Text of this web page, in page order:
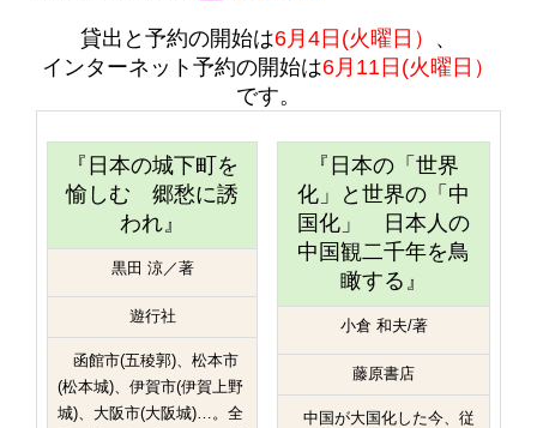
貸出と予約の開始は6月4日(火曜日） 、
インターネット予約の開始は6月11日(火曜日）
です。
『日本の城下町を
愉しむ 郷愁に誘
われ』
黒田 涼／著
遊行社
函館市(五稜郭)、松本市
(松本城)、伊賀市(伊賀上野
城)、大阪市(大阪城)…。全
『日本の「世界
化」と世界の「中
国化」 日本人の
中国観二千年を鳥
瞰する』
小倉 和夫/著
藤原書店
中国が大国化した今、従